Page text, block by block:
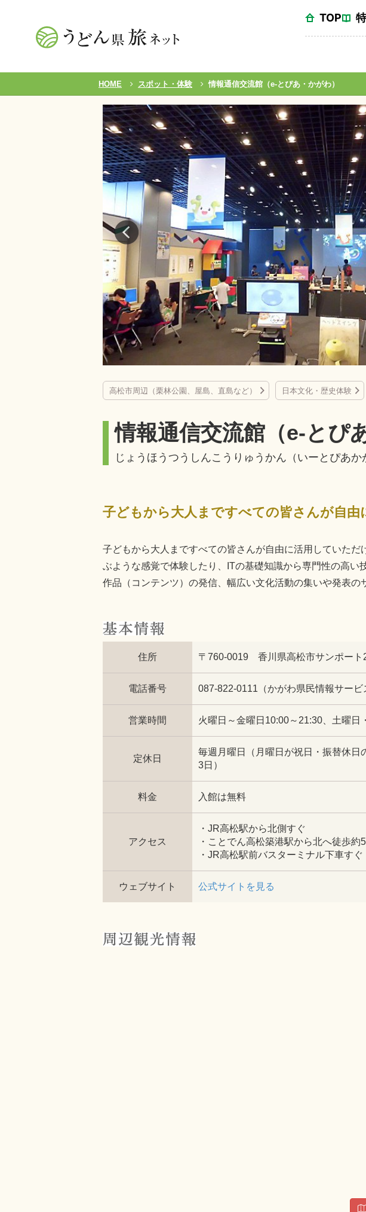
TOP
HOME スポット・体験 情報通信交流館（e-とぴあ・かがわ）
高松市周辺（栗林公園、屋島、直島など） 日本文化・歴史体験
情報通信交流館（e-とぴ
じょうほうつうしんこうりゅうかん（いーとぴあか
子どもから大人まですべての皆さんが自由に活用していた
ぶような感覚で体験したり、ITの基礎知識から専門性の高
作品（コンテンツ）の発信、幅広い文化活動の集いや発表
住所 〒760-0019 香川県高松市サンポー
電話番号 087-822-0111（かがわ県民情報サービ
営業時間 火曜日～金曜日10:00～21:30、土曜日
定休日
毎週月曜日（月曜日が祝日・振替休日
3日）
料金 入館は無料
アクセス
・JR高松駅から北側すぐ
・ことでん高松築港駅から北へ徒歩約
・JR高松駅前バスターミナル下車すぐ
ウェブサイト 公式サイトを見る